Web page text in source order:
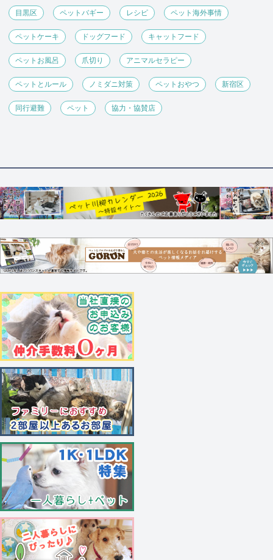
目黒区 ペットバギー レシピ ペット海外事情
ペットケーキ ドッグフード キャットフード
ペットお風呂 爪切り アニマルセラピー
ペットとルール ノミダニ対策 ペットおやつ 新宿区
同行避難 ペット 協力・協賛店